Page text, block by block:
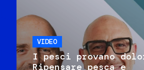
VIDEO
I pesci provano
Ripensare pesca e